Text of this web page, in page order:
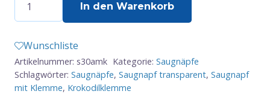
Ø
mm
mit
axial
In den Warenkorb
Wunschliste
Artikelnummer: s30amk Kategorie: Saugnäpfe
Schlagwörter: Saugnäpfe, Saugnapf transparent, Saugnapf
mit Klemme, Krokodilklemme